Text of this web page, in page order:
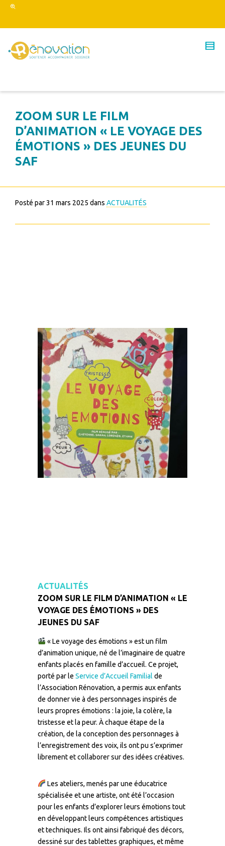
ZOOM SUR LE FILM
D’ANIMATION « LE VOYAGE DES
ÉMOTIONS » DES JEUNES DU
SAF
Posté par31 mars 2025 dans ACTUALITÉS
ACTUALITÉS
ZOOM SUR LE FILM D’ANIMATION « LE
VOYAGE DES ÉMOTIONS » DES
JEUNES DU SAF
« Le voyage des émotions » est un film
d’animation unique, né de l’imaginaire de quatre
enfants placés en famille d’accueil. Ce projet,
porté par le Service d’Accueil Familial de
l’Association Rénovation, a permis aux enfants
de donner vie à des personnages inspirés de
leurs propres émotions : la joie, la colère, la
tristesse et la peur. À chaque étape de la
création, de la conception des personnages à
l’enregistrement des voix, ils ont pu s’exprimer
librement et collaborer sur des idées créatives.
Les ateliers, menés par une éducatrice
spécialisée et une artiste, ont été l’occasion
pour les enfants d’explorer leurs émotions tout
en développant leurs compétences artistiques
et techniques. Ils ont ainsi fabriqué des décors,
dessiné sur des tablettes graphiques, et même